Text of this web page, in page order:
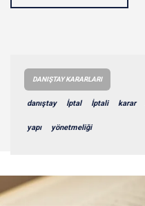
DANIŞTAY KARARLARI
danıştay İptal İptali karar
yapı yönetmeliği